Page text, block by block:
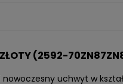
(2592-
i nowoczesny uchwyt w